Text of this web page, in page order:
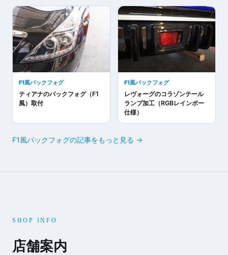
F1風バックフォグ
ティアナのバックフォグ（F1
風）取付
F1風バックフォグ
レヴォーグのコラゾンテール
ランプ加工（RGBレインボー
仕様）
F1風バックフォグの記事をもっと見る →
SHOP INFO
店舗案内